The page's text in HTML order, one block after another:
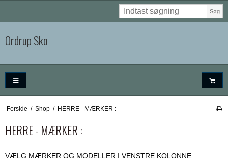
Søg
Ordrup Sko
Forside / Shop / HERRE - MÆRKER :
HERRE - MÆRKER :
VÆLG MÆRKER OG MODELLER I VENSTRE KOLONNE.